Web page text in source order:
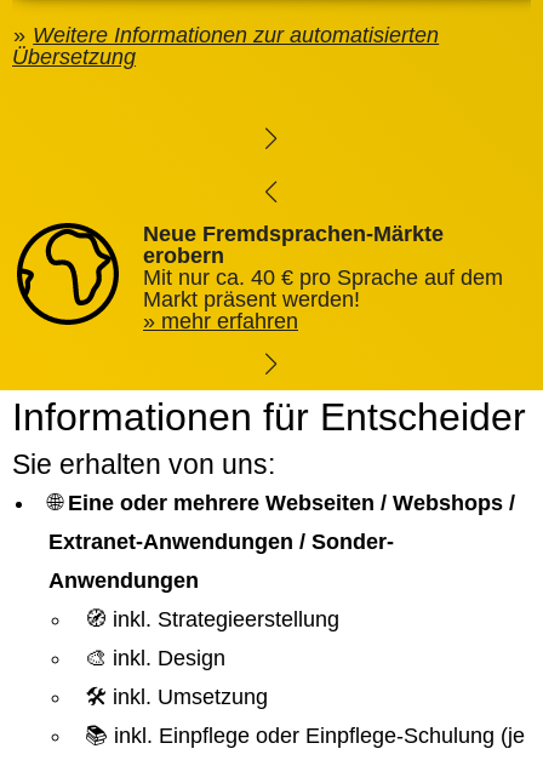
Weitere Informationen zur automatisierten
Übersetzung
Neue Fremdsprachen-Märkte
erobern
Mit nur ca. 40 € pro Sprache auf dem
Markt präsent werden!
mehr erfahren
Informationen für Entscheider
Sie erhalten von uns:
🌐 Eine oder mehrere Webseiten / Webshops /
Extranet-Anwendungen / Sonder-
Anwendungen
🧭 inkl. Strategieerstellung
🎨 inkl. Design
🛠️ inkl. Umsetzung
📚 inkl. Einpflege oder Einpflege-Schulung (je